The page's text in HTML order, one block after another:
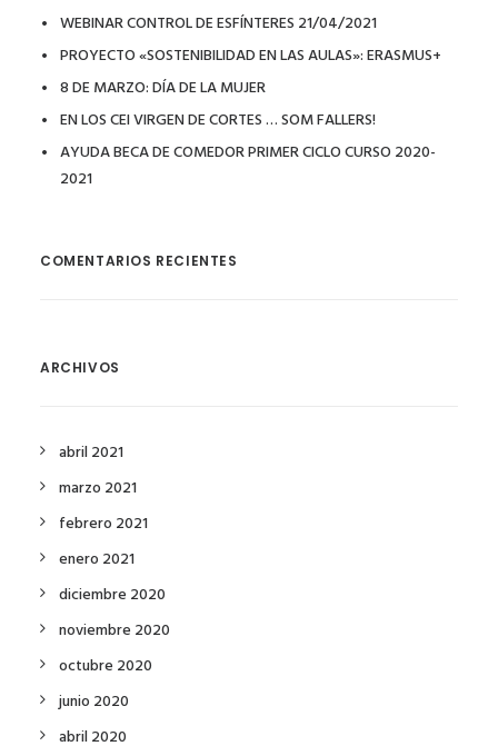
WEBINAR CONTROL DE ESFÍNTERES 21/04/2021
PROYECTO «SOSTENIBILIDAD EN LAS AULAS»: ERASMUS+
8 DE MARZO: DÍA DE LA MUJER
EN LOS CEI VIRGEN DE CORTES … SOM FALLERS!
AYUDA BECA DE COMEDOR PRIMER CICLO CURSO 2020-
2021
COMENTARIOS RECIENTES
ARCHIVOS
abril 2021
marzo 2021
febrero 2021
enero 2021
diciembre 2020
noviembre 2020
octubre 2020
junio 2020
abril 2020